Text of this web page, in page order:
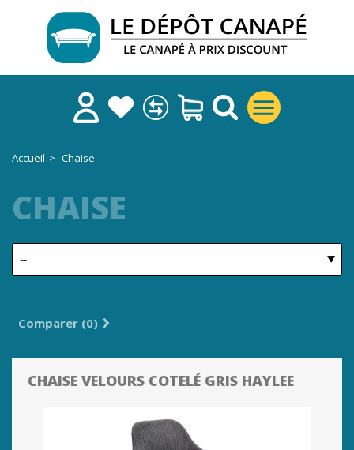
Accueil > Chaise
CHAISE
Comparer (0)
CHAISE VELOURS COTELÉ GRIS HAYLEE